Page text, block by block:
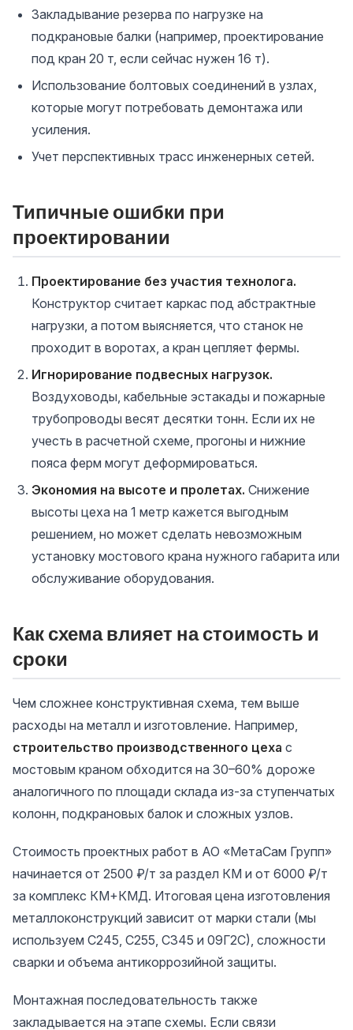
Закладывание резерва по нагрузке на
подкрановые балки (например, проектирование
под кран 20 т, если сейчас нужен 16 т).
Использование болтовых соединений в узлах,
которые могут потребовать демонтажа или
усиления.
Учет перспективных трасс инженерных сетей.
Типичные ошибки при
проектировании
Проектирование без участия технолога.
Конструктор считает каркас под абстрактные
нагрузки, а потом выясняется, что станок не
проходит в воротах, а кран цепляет фермы.
Игнорирование подвесных нагрузок.
Воздуховоды, кабельные эстакады и пожарные
трубопроводы весят десятки тонн. Если их не
учесть в расчетной схеме, прогоны и нижние
пояса ферм могут деформироваться.
Экономия на высоте и пролетах. Снижение
высоты цеха на 1 метр кажется выгодным
решением, но может сделать невозможным
установку мостового крана нужного габарита или
обслуживание оборудования.
Как схема влияет на стоимость и
сроки
Чем сложнее конструктивная схема, тем выше
расходы на металл и изготовление. Например,
строительство производственного цеха с
мостовым краном обходится на 30–60% дороже
аналогичного по площади склада из-за ступенчатых
колонн, подкрановых балок и сложных узлов.
Стоимость проектных работ в АО «МетаСам Групп»
начинается от 2500 ₽/т за раздел КМ и от 6000 ₽/т
за комплекс КМ+КМД. Итоговая цена изготовления
металлоконструкций зависит от марки стали (мы
используем С245, С255, С345 и 09Г2С), сложности
сварки и объема антикоррозийной защиты.
Монтажная последовательность также
закладывается на этапе схемы. Если связи